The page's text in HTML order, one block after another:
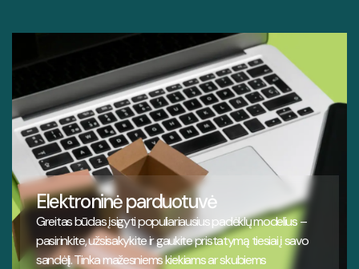
Elektroninė parduotuvė
Greitas būdas įsigyti populiariausius padėklų modelius –
pasirinkite, užsisakykite ir gaukite pristatymą tiesiai į savo
sandėlį. Tinka mažesniems kiekiams ar skubiems